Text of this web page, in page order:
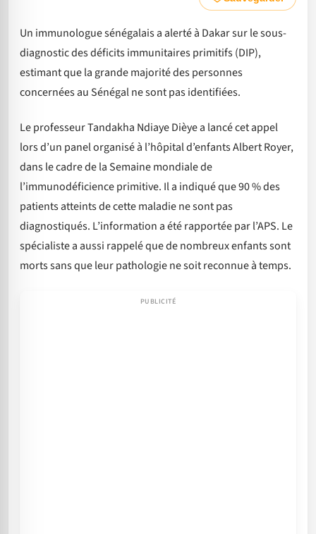
Un immunologue sénégalais a alerté à Dakar sur le sous-
diagnostic des déficits immunitaires primitifs (DIP),
estimant que la grande majorité des personnes
concernées au Sénégal ne sont pas identifiées.
Le professeur Tandakha Ndiaye Dièye a lancé cet appel
lors d’un panel organisé à l’hôpital d’enfants Albert Royer,
dans le cadre de la Semaine mondiale de
l’immunodéficience primitive. Il a indiqué que 90 % des
patients atteints de cette maladie ne sont pas
diagnostiqués. L’information a été rapportée par l’APS. Le
spécialiste a aussi rappelé que de nombreux enfants sont
morts sans que leur pathologie ne soit reconnue à temps.